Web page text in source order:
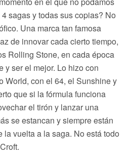
sagas y todas sus copias? No
Una marca tan famosa
de innovar cada cierto tiempo,
Rolling Stone, en cada época
y ser el mejor. Lo hizo con
World, con el 64, el Sunshine y
que si la fórmula funciona
el tirón y lanzar una
se estancan y siempre están
la vuelta a la saga. No está todo